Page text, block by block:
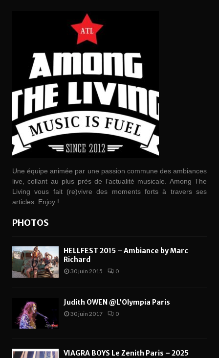
Une équipe animée par une passion commune des ambiances
live, collant au plus près de l’actualité musicale. Among The
Living vous fait (re)vivre des moments forts à travers ses
articles. Enjoy !
PHOTOS
HELLFEST 2015 – Ambiance by Marc
Richard
30 juin 2015 0
Judith OWEN @L’Olympia Paris
30 juin 2017 0
VIAGRA BOYS Le Zenith Paris – 2025